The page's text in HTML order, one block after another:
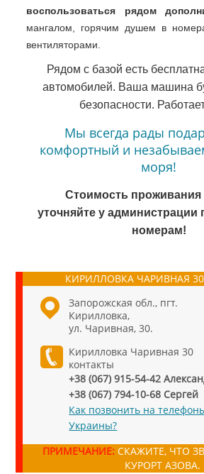
воспользоваться рядом
мангалом, горячим душем в
вентиляторами.
Рядом с базой есть
автомобилей. Ваша машина
безопасности.
Мы всегда рады
комфортный и
моря!
Стоимость проживания
уточняйте у администрации
номерам!
КИРИЛЛОВКА ЧАРИВНАЯ
Запорожская обл., пгт.
Кирилловка,
ул. Чаривная, 30.
Кирилловка Чаривная 30
контакты
+38 (067) 915-54-42
+38 (067) 794-10-68 Сергей
Как позвонить на
Украины?
ПРИМЕЧАНИЕ:СКАЖИТЕ, ЧТО
КУРОРТ АЗОВА.